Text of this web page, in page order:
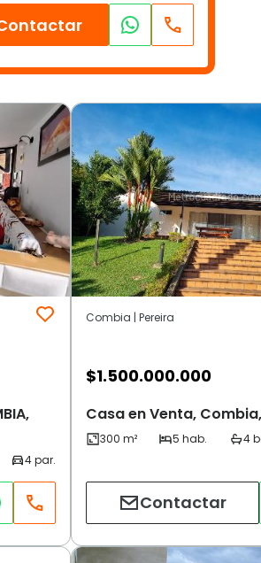
Combia | Pereira
$1.500.000.000
Casa en Venta,
Contactar